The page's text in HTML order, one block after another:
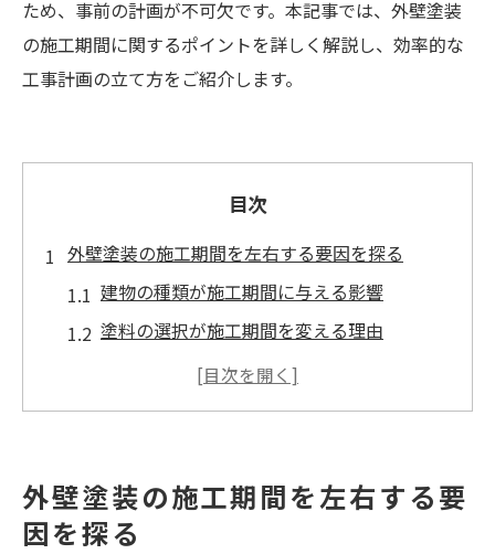
ため、事前の計画が不可欠です。本記事では、外壁塗装
の施工期間に関するポイントを詳しく解説し、効率的な
工事計画の立て方をご紹介します。
目次
外壁塗装の施工期間を左右する要因を探る
建物の種類が施工期間に与える影響
塗料の選択が施工期間を変える理由
職人の技術レベルと施工期間の関係
施工面積が施工期間を決定する要素
施工期間に影響するその他の要因
外壁塗装における季節ごとの施工期間の違い
外壁塗装の施工期間を左右する要
因を探る